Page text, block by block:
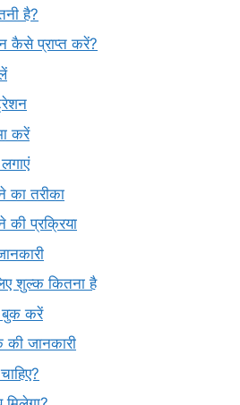
है?
कैसे प्राप्त करें?
करें
का तरीका
की प्रक्रिया
शुल्क कितना है
बुक करें
की जानकारी